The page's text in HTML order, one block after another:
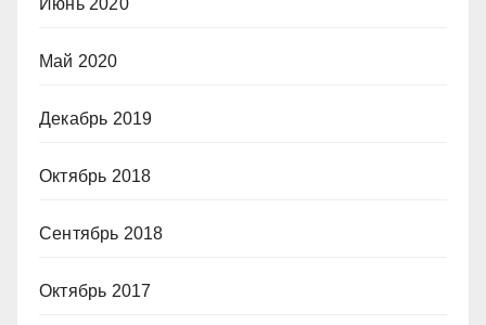
Май 2020
Декабрь 2019
Октябрь 2018
Сентябрь 2018
Октябрь 2017